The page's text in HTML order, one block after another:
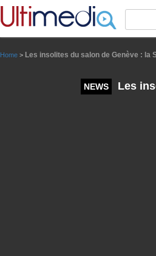
Home > Les insolites du salon de Genève : la
NEWS Les
Panneau de gestion des cookies